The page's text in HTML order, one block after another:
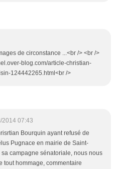
de circonstance ...<br /> <br />
blog.com/article-christian-
124442265.html<br />
2014 07:43
Bourquin ayant refusé de
Pugnace en mairie de Saint-
campagne sénatoriale, nous nous
tout hommage, commentaire